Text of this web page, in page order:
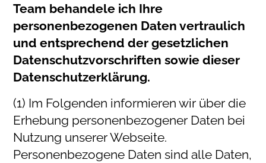
Team behandele ich Ihre
personenbezogenen Daten vertraulich
und entsprechend der gesetzlichen
Datenschutzvorschriften sowie dieser
Datenschutzerklärung.
(1) Im Folgenden informieren wir über die
Erhebung personenbezogener Daten bei
Nutzung unserer Webseite.
Personenbezogene Daten sind alle Daten,